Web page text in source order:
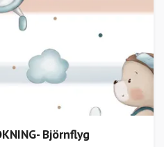
Björnflyg